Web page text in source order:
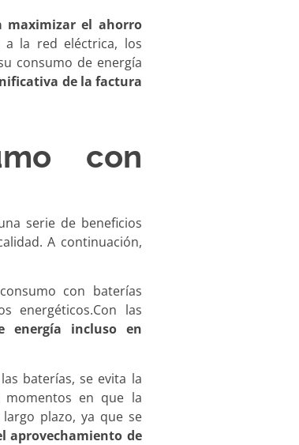
maximizar el ahorro
a la red eléctrica, los
consumo de energía
de la factura
con
serie de beneficios
A continuación,
con baterías
energéticos.Con las
energía incluso en
baterías, se evita la
momentos en que la
plazo, ya que se
aprovechamiento de